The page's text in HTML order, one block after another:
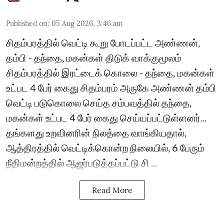
Published on: 05 Aug 2026, 3:46 am
சிதம்பரத்தில் வெட்டி கூறு போடப்பட்ட அண்ணன்,
தம்பி - தந்தை, மகன்கள் திடுக் வாக்குமூலம்
சிதம்பரத்தில் இரட்டைக் கொலை - தந்தை, மகன்கள்
உட்பட 4 பேர் கைது சிதம்பரம் அருகே அண்ணன் தம்பி
வெட்டி படுகொலை செய்த சம்பவத்தில் தந்தை,
மகன்கள் உட்பட 4 பேர் கைது செய்யப்பட்டுள்ளனர்...
தங்களது உறவினரின் நிலத்தை வாங்கியதால்,
ஆத்திரத்தில் வெட்டிக்கொன்ற நிலையில், 6 பேரும்
நீதிமன்றத்தில் ஆஜர்படுத்தப்பட்டு சி ...
Read More